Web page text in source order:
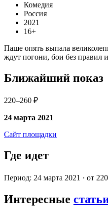
Комедия
Россия
2021
16+
Паше опять выпала
ждут погони, бои без правил
Ближайший показ
220–260 ₽
24 марта 2021
Сайт площадки
Где идет
Период: 24 марта 2021 · от
Интересные